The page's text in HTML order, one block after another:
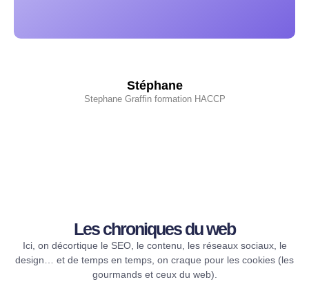
Valérie
Sur 2 plots
Les chroniques du web​
Ici, on décortique le SEO, le contenu, les réseaux sociaux, le
design… et de temps en temps, on craque pour les cookies (les
gourmands et ceux du web).